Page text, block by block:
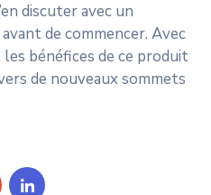
discuter avec un
de commencer. Avec
bénéfices de ce produit
de nouveaux sommets